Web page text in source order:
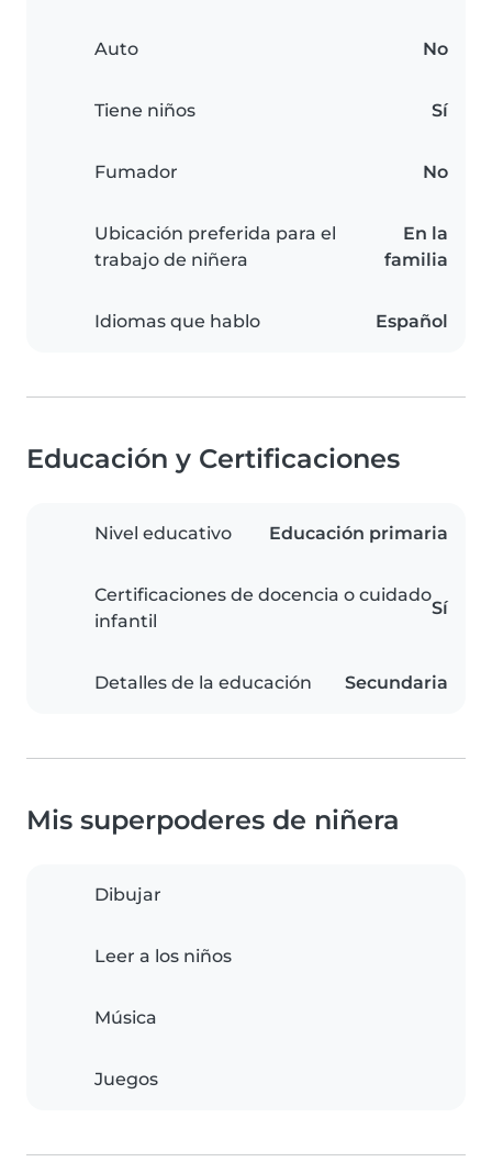
Auto No
Tiene niños Sí
Fumador No
Ubicación preferida para el
trabajo de niñera
En la
familia
Idiomas que hablo Español
Educación y Certificaciones
Nivel educativo Educación primaria
Certificaciones de docencia o cuidado
infantil
Sí
Detalles de la educación Secundaria
Mis superpoderes de niñera
Dibujar
Leer a los niños
Música
Juegos